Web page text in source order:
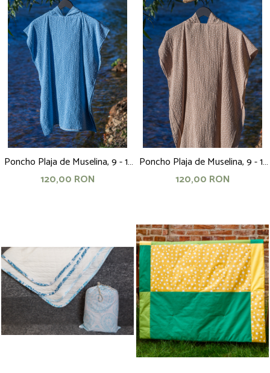
Poncho Plaja de Muselina, 9 - 11
ani, 75 cm, bleu cu buline
120,00 RON
Poncho Plaja de Muselina, 9 - 11
ani, 75 cm, bej cu buline
120,00 RON